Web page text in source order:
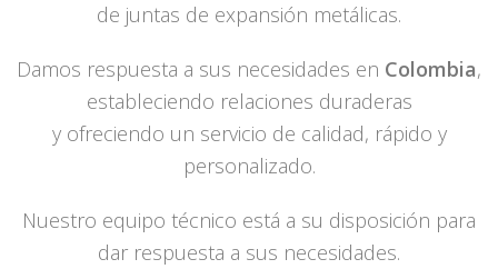
de juntas de expansión metálicas.
Damos respuesta a sus necesidades en Colombia,
estableciendo relaciones duraderas
y ofreciendo un servicio de calidad, rápido y
personalizado.
Nuestro equipo técnico está a su disposición para
dar respuesta a sus necesidades.